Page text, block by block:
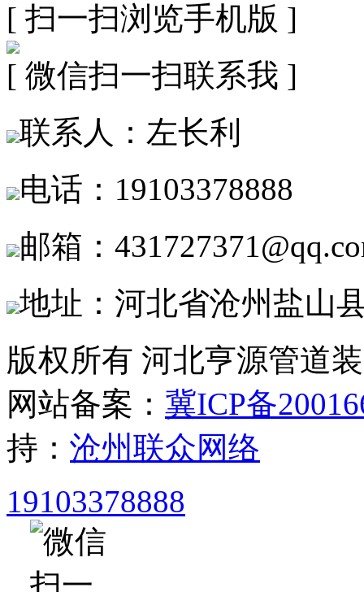
[ 扫一扫浏览手机版 ]
[ 微信扫一扫联系我 ]
联系人：左长利
电话：19103378888
邮箱：
地址：河北省沧州盐山
版权所有 河北亨源管道
网站备案： 冀ICP备
持： 沧州联众网络
19103378888